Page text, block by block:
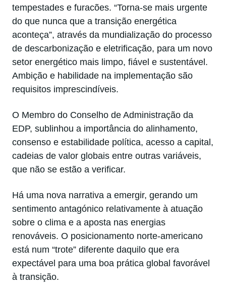
tempestades e furacões. “Torna-se mais urgente
do que nunca que a transição energética
aconteça”, através da mundialização do processo
de descarbonização e eletrificação, para um novo
setor energético mais limpo, fiável e sustentável.
Ambição e habilidade na implementação são
requisitos imprescindíveis.
O Membro do Conselho de Administração da
EDP, sublinhou a importância do alinhamento,
consenso e estabilidade política, acesso a capital,
cadeias de valor globais entre outras variáveis,
que não se estão a verificar.
Há uma nova narrativa a emergir, gerando um
sentimento antagónico relativamente à atuação
sobre o clima e a aposta nas energias
renováveis. O posicionamento norte-americano
está num “trote” diferente daquilo que era
expectável para uma boa prática global favorável
à transição.